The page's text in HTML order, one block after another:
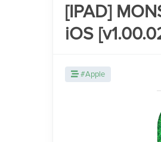
[IPAD]
iOS
#Apple